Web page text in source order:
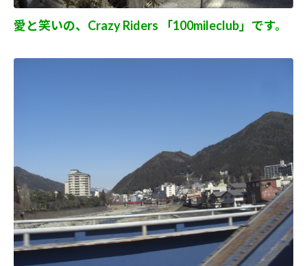
愛と笑いの、Crazy Riders 「100mileclub」です。